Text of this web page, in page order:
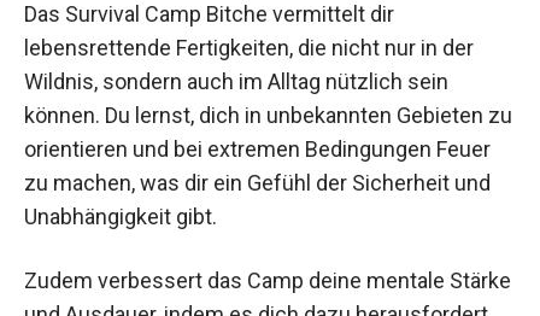
Das Survival Camp Bitche vermittelt dir
lebensrettende Fertigkeiten, die nicht nur in der
Wildnis, sondern auch im Alltag nützlich sein
können. Du lernst, dich in unbekannten Gebieten
zu orientieren und bei extremen Bedingungen
Feuer zu machen, was dir ein Gefühl der
Sicherheit und Unabhängigkeit gibt.
Zudem verbessert das Camp deine mentale